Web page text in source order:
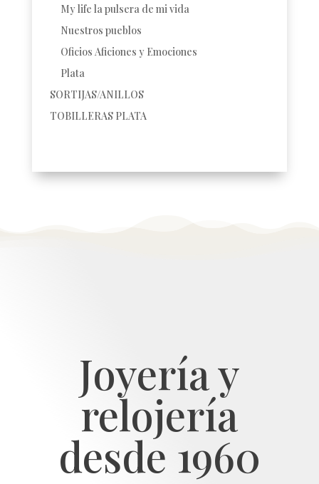
My life la pulsera de mi vida
Nuestros pueblos
Oficios Aficiones y Emociones
Plata
SORTIJAS/ANILLOS
TOBILLERAS PLATA
Joyería y
relojería
desde 1960